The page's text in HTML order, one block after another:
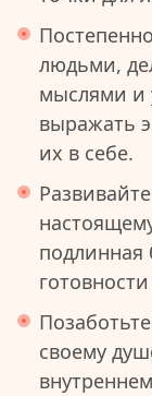
людьми,
мыслями и
выражать
их в себе.
подлинная
своему